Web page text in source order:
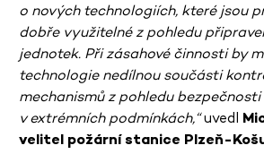
o nových technologiích, které jsou
dobře využitelné z pohledu
jednotek. Při zásahové činnosti by
technologie nedílnou součásti
mechanismů z pohledu
v extrémních podmínkách,“uvedl
velitel požární stanice Plzeň-